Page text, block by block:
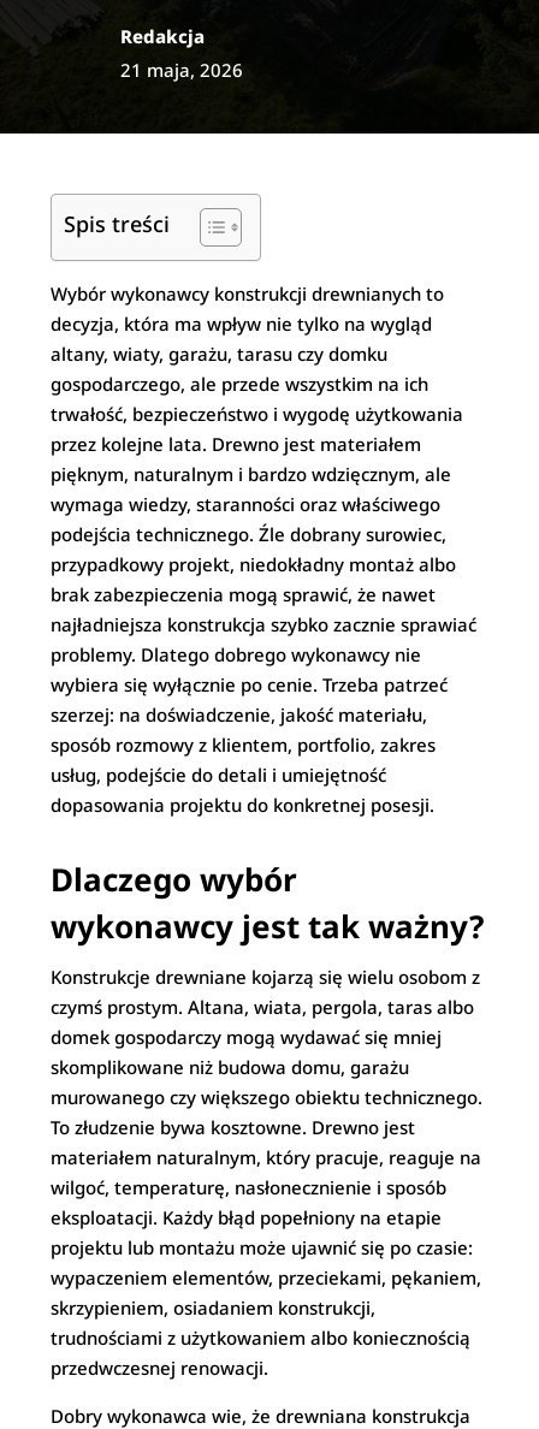
Redakcja
21 maja, 2026
Spis treści
Wybór wykonawcy konstrukcji drewnianych to
decyzja, która ma wpływ nie tylko na wygląd
altany, wiaty, garażu, tarasu czy domku
gospodarczego, ale przede wszystkim na ich
trwałość, bezpieczeństwo i wygodę użytkowania
przez kolejne lata. Drewno jest materiałem
pięknym, naturalnym i bardzo wdzięcznym, ale
wymaga wiedzy, staranności oraz właściwego
podejścia technicznego. Źle dobrany surowiec,
przypadkowy projekt, niedokładny montaż albo
brak zabezpieczenia mogą sprawić, że nawet
najładniejsza konstrukcja szybko zacznie sprawiać
problemy. Dlatego dobrego wykonawcy nie
wybiera się wyłącznie po cenie. Trzeba patrzeć
szerzej: na doświadczenie, jakość materiału,
sposób rozmowy z klientem, portfolio, zakres
usług, podejście do detali i umiejętność
dopasowania projektu do konkretnej posesji.
Dlaczego wybór
wykonawcy jest tak ważny?
Konstrukcje drewniane kojarzą się wielu osobom z
czymś prostym. Altana, wiata, pergola, taras albo
domek gospodarczy mogą wydawać się mniej
skomplikowane niż budowa domu, garażu
murowanego czy większego obiektu technicznego.
To złudzenie bywa kosztowne. Drewno jest
materiałem naturalnym, który pracuje, reaguje na
wilgoć, temperaturę, nasłonecznienie i sposób
eksploatacji. Każdy błąd popełniony na etapie
projektu lub montażu może ujawnić się po czasie:
wypaczeniem elementów, przeciekami, pękaniem,
skrzypieniem, osiadaniem konstrukcji,
trudnościami z użytkowaniem albo koniecznością
przedwczesnej renowacji.
Dobry wykonawca wie, że drewniana konstrukcja